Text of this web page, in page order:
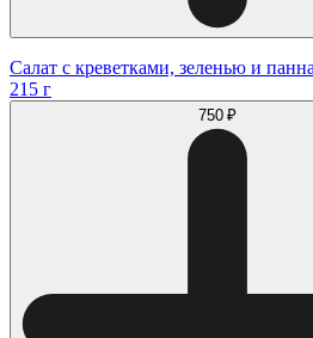
Салат с креветками, зеленью и
215 г
750 ₽